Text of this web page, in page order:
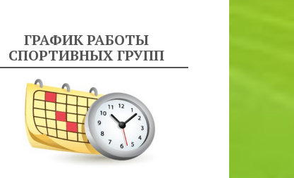
ГРАФИК РАБОТЫ
СПОРТИВНЫХ ГРУПП